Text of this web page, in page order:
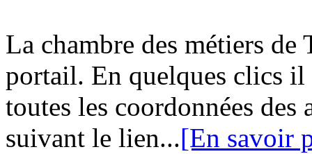
La chambre des métiers de
portail. En quelques clics il
toutes les coordonnées des
suivant le lien...[En savoir